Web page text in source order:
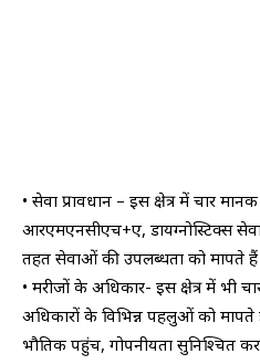
• सेवा प्रावधान – इस क्षेत्र में चार
आरएमएनसीएच+ए, डायग्नोस्टिक्स
तहत सेवाओं की उपलब्धता को मापते हैं
• मरीजों के अधिकार- इस क्षेत्र में भी
अधिकारों के विभिन्न पहलुओं को
भौतिक पहुंच, गोपनीयता सुनिश्चित